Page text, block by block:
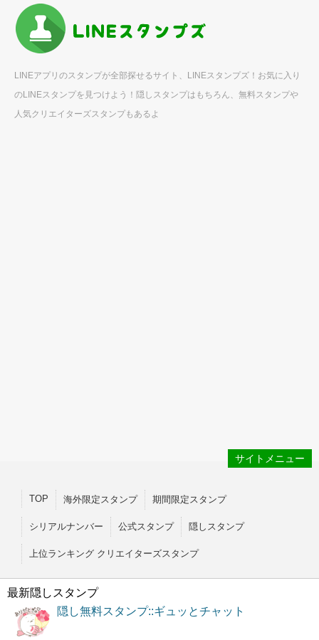
LINEアプリのスタンプが全部探せるサイト、LINEスタンプズ！お気に入り
のLINEスタンプを見つけよう！隠しスタンプはもちろん、無料スタンプや
人気クリエイターズスタンプもあるよ
サイトメニュー
TOP 海外限定スタンプ 期間限定スタンプ
シリアルナンバー 公式スタンプ 隠しスタンプ
上位ランキング クリエイターズスタンプ
最新隠しスタンプ
隠し無料スタンプ::ギュッとチャット